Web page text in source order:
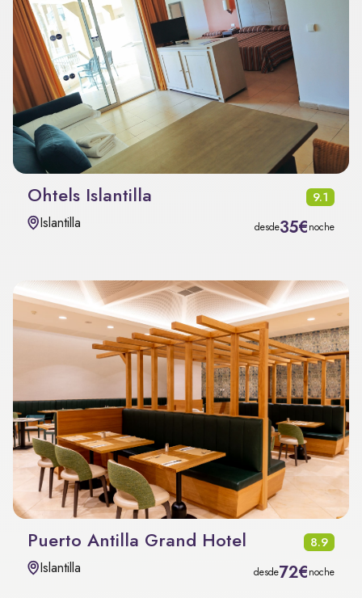
Ohtels Islantilla 9.1
Islantilla desde35€noche
Puerto Antilla Grand Hotel 8.9
Islantilla desde72€noche